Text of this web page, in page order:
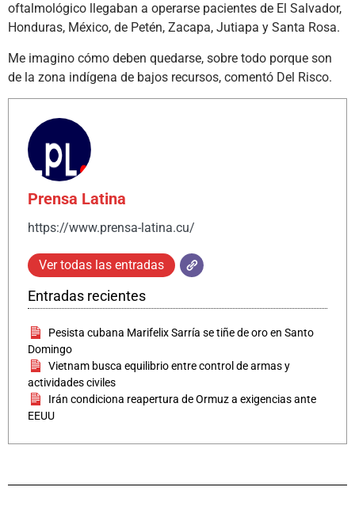
oftalmológico llegaban a operarse pacientes de El Salvador,
Honduras, México, de Petén, Zacapa, Jutiapa y Santa Rosa.
Me imagino cómo deben quedarse, sobre todo porque son
de la zona indígena de bajos recursos, comentó Del Risco.
Prensa Latina
https://www.prensa-latina.cu/
Ver todas las entradas
Entradas recientes
Pesista cubana Marifelix Sarría se tiñe de oro en Santo
Domingo
Vietnam busca equilibrio entre control de armas y
actividades civiles
Irán condiciona reapertura de Ormuz a exigencias ante
EEUU